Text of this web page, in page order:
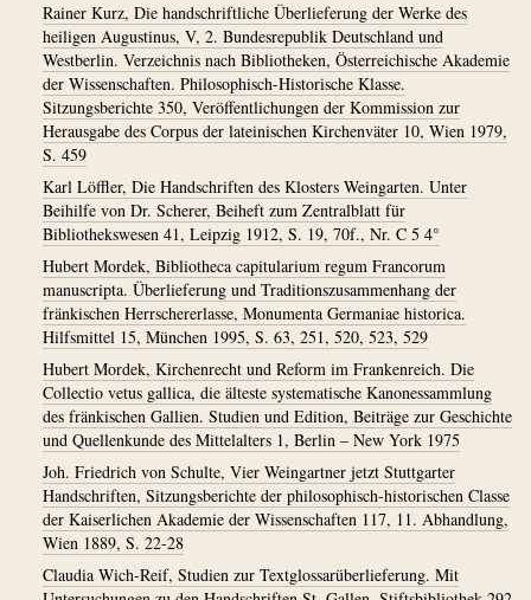
Rainer Kurz, Die handschriftliche Überlieferung der Werke des
heiligen Augustinus, V, 2. Bundesrepublik Deutschland und
Westberlin. Verzeichnis nach Bibliotheken, Österreichische Akademie
der Wissenschaften. Philosophisch-Historische Klasse.
Sitzungsberichte 350, Veröffentlichungen der Kommission zur
Herausgabe des Corpus der lateinischen Kirchenväter 10, Wien 1979,
S. 459
Karl Löffler, Die Handschriften des Klosters Weingarten. Unter
Beihilfe von Dr. Scherer, Beiheft zum Zentralblatt für
Bibliothekswesen 41, Leipzig 1912, S. 19, 70f., Nr. C 5 4°
Hubert Mordek, Bibliotheca capitularium regum Francorum
manuscripta. Überlieferung und Traditionszusammenhang der
fränkischen Herrschererlasse, Monumenta Germaniae historica.
Hilfsmittel 15, München 1995, S. 63, 251, 520, 523, 529
Hubert Mordek, Kirchenrecht und Reform im Frankenreich. Die
Collectio vetus gallica, die älteste systematische Kanonessammlung
des fränkischen Gallien. Studien und Edition, Beiträge zur Geschichte
und Quellenkunde des Mittelalters 1, Berlin – New York 1975
Joh. Friedrich von Schulte, Vier Weingartner jetzt Stuttgarter
Handschriften, Sitzungsberichte der philosophisch-historischen Classe
der Kaiserlichen Akademie der Wissenschaften 117, 11. Abhandlung,
Wien 1889, S. 22-28
Claudia Wich-Reif, Studien zur Textglossarüberlieferung. Mit